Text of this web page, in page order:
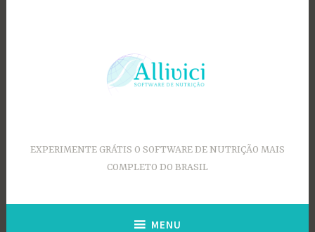
EXPERIMENTE GRÁTIS O SOFTWARE DE NUTRIÇÃO MAIS
COMPLETO DO BRASIL
MENU